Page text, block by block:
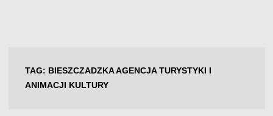
TAG: BIESZCZADZKA AGENCJA TURYSTYKI I
ANIMACJI KULTURY